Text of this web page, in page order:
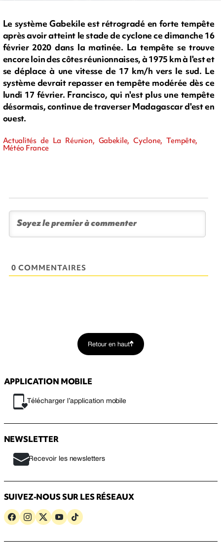
Le système Gabekile est rétrogradé en forte tempête
après avoir atteint le stade de cyclone ce dimanche 16
février 2020 dans la matinée. La tempête se trouve
encore loin des côtes réunionnaises, à 1975 km à l'est et
se déplace à une vitesse de 17 km/h vers le sud. Le
système devrait repasser en tempête modérée dès ce
lundi 17 février. Francisco, qui n'est plus une tempête
désormais, continue de traverser Madagascar d'est en
ouest.
Actualités de La Réunion, Gabekile, Cyclone, Tempête,
Météo France
0 COMMENTAIRES
Retour en haut
APPLICATION MOBILE
Télécharger l’application mobile
NEWSLETTER
Recevoir les newsletters
SUIVEZ-NOUS SUR LES RÉSEAUX